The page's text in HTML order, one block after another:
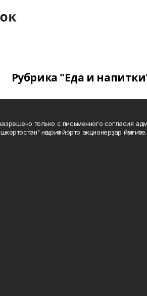
Рубрика "Еда и
только с письменного согласия
нәшриәт йорто акционерҙар йәмғиәте.